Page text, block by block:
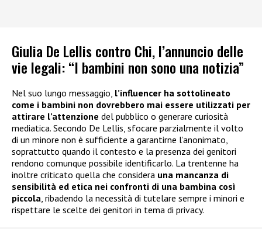
Giulia De Lellis contro Chi, l’annuncio delle
vie legali: “I bambini non sono una notizia”
Nel suo lungo messaggio, l’influencer ha sottolineato
come i bambini non dovrebbero mai essere utilizzati per
attirare l’attenzione del pubblico o generare curiosità
mediatica. Secondo De Lellis, sfocare parzialmente il volto
di un minore non è sufficiente a garantirne l’anonimato,
soprattutto quando il contesto e la presenza dei genitori
rendono comunque possibile identificarlo. La trentenne ha
inoltre criticato quella che considera una mancanza di
sensibilità ed etica nei confronti di una bambina così
piccola, ribadendo la necessità di tutelare sempre i minori e
rispettare le scelte dei genitori in tema di privacy.